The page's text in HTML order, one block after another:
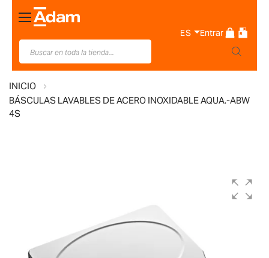
Toggle
Nav
ES Entrar
INICIO
BÁSCULAS LAVABLES DE ACERO INOXIDABLE AQUA.-ABW
4S